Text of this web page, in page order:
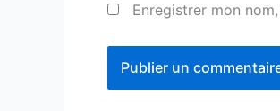
Enregistrer mon